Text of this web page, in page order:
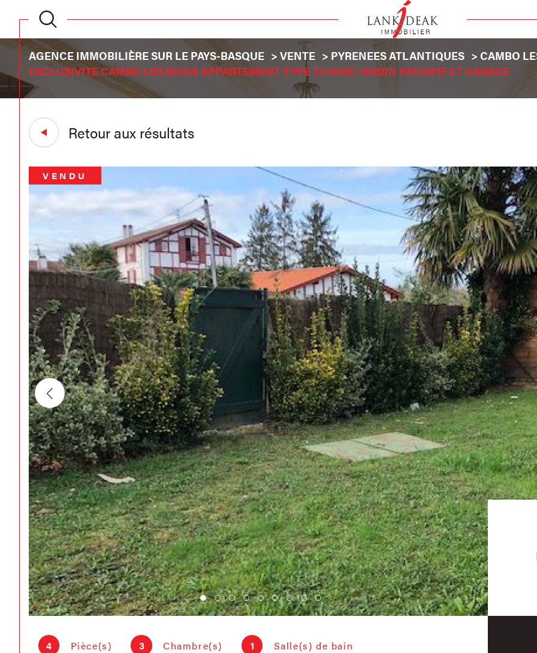
AGENCE IMMOBILIÈRE SUR LE PAYS-BASQUE VENTE PYRENEES ATLANTIQUES CAMBO
EXCLUSIVITE CAMBO LES BAINS APPARTEMENT TYPE T4 AVEC JARDIN PRIVATIF ET GARAGE
Retour aux résultats
VENDU
4 Pièce(s) 3 Chambre(s) 1 Salle(s) de bain